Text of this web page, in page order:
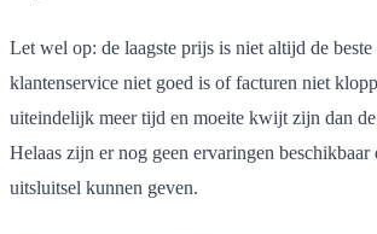
Let wel op: de laagste prijs is niet altijd de
klantenservice niet goed is of facturen niet
uiteindelijk meer tijd en moeite kwijt zijn dan
Helaas zijn er nog geen ervaringen beschikbaar
uitsluitsel kunnen geven.